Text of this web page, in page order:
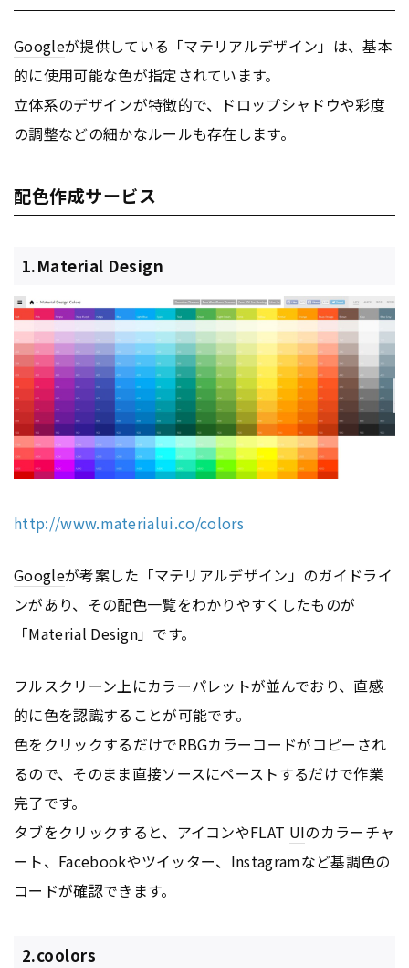
Googleが提供している「マテリアルデザイン」は、基本
的に使用可能な色が指定されています。
立体系のデザインが特徴的で、ドロップシャドウや彩度
の調整などの細かなルールも存在します。
配色作成サービス
1.Material Design
http://www.materialui.co/colors
Googleが考案した「マテリアルデザイン」のガイドライ
ンがあり、その配色一覧をわかりやすくしたものが
「Material Design」です。
フルスクリーン上にカラーパレットが並んでおり、直感
的に色を認識することが可能です。
色をクリックするだけでRBGカラーコードがコピーされ
るので、そのまま直接ソースにペーストするだけで作業
完了です。
タブをクリックすると、アイコンやFLAT UIのカラーチャ
ート、Facebookやツイッター、Instagramなど基調色の
コードが確認できます。
2.coolors